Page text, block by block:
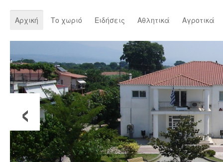
Αρχική Το χωριό Ειδήσεις Αθλητικά Αγροτικά
‹